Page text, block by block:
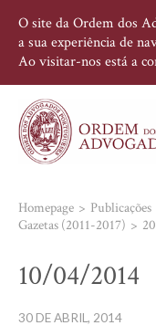
O site da Ordem dos
a sua experiência de
Ao visitar-nos está a
Homepage Publicações
Gazetas (2011-2017)
10/04/2014
30 DE ABRIL, 2014